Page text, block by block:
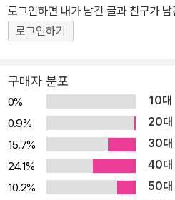
직접 경험한 이야기들을 통해 생생하게 보여준다.
한 실패는 아니다. 여러 실패의 문을 열었다가 닫아봐야 내가 기다려
중에서 MC, 코미디언, 방송인, 영화감독, 아빠이자 남편…. 그의 이름
앞에 붙는 수많은 수식어는 저자가
매 순간 최선을 다해 살아왔다는 증
질 세 가지를 인생의 모토로 삼고 있
하고는 단 한 주도 방송에 결석한 적
른 하나가 전학 온다고, 자리를 비우
지한다는 생각으로 업을 대하는 진
로그인하면 내가 남긴 글과 친구가
로그인하기
구매자 분포
0% 10대
0.9%
20대
15.7%
30대
24.1%
40대
10.2%
50대